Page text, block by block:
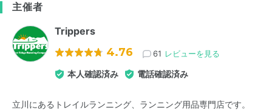
主催者
Trippers
4.76 61 レビューを見る
本人確認済み 電話確認済み
立川にあるトレイルランニング、ランニング用品専門店です。